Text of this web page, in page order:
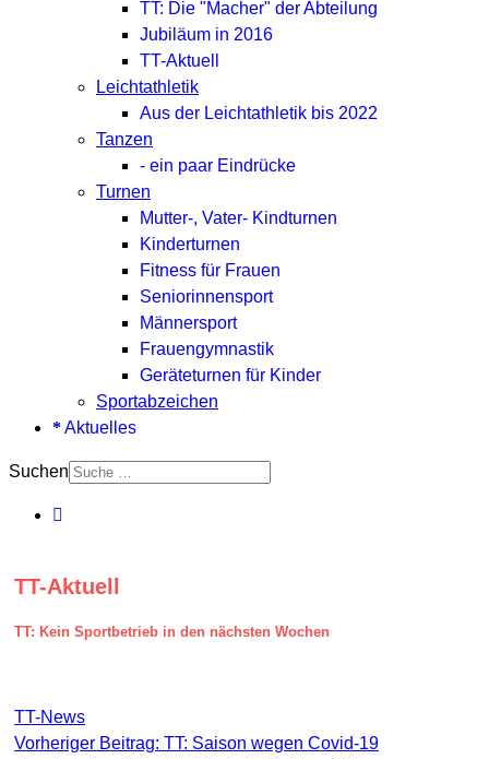
TT: Die "Macher" der Abteilung
Jubiläum in 2016
TT-Aktuell
Leichtathletik
Aus der Leichtathletik bis 2022
Tanzen
- ein paar Eindrücke
Turnen
Mutter-, Vater- Kindturnen
Kinderturnen
Fitness für Frauen
Seniorinnensport
Männersport
Frauengymnastik
Geräteturnen für Kinder
Sportabzeichen
Aktuelles
Suchen
TT-Aktuell
TT: Kein Sportbetrieb in den nächsten Wochen
TT-News
Vorheriger Beitrag: TT: Saison wegen Covid-19